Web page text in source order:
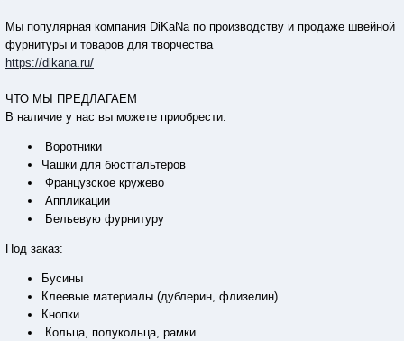
Мы популярная компания DiKaNa по производству и продаже швейной
фурнитуры и товаров для творчества
https://dikana.ru/
ЧТО МЫ ПРЕДЛАГАЕМ
В наличие у нас вы можете приобрести:
Воротники
Чашки для бюстгальтеров
Французское кружево
Аппликации
Бельевую фурнитуру
Под заказ:
Бусины
Клеевые материалы (дублерин, флизелин)
Кнопки
Кольца, полукольца, рамки